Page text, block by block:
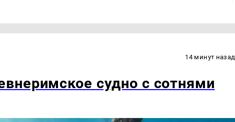
14 минут назад
судно с сотнями